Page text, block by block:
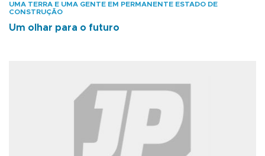
UMA TERRA E UMA GENTE EM PERMANENTE ESTADO DE
CONSTRUÇÃO
Um olhar para o futuro